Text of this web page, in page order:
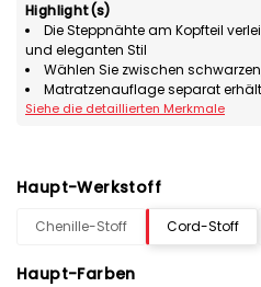
Highlight(s)
Die Steppnähte am Kopfteil
und eleganten Stil
Wählen Sie zwischen
Matratzenauflage separat
Siehe die detaillierten Merkmale
Haupt-Werkstoff
Chenille-Stoff Cord-Stoff
Haupt-Farben